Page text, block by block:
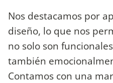
Nos destacamos por
diseño, lo que nos
no solo son
también
Contamos con una